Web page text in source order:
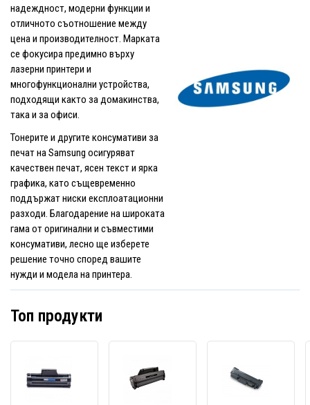
надеждност, модерни функции и
отличното съотношение между
цена и производителност. Марката
се фокусира предимно върху
лазерни принтери и
многофункционални устройства,
подходящи както за домакинства,
така и за офиси.
Тонерите и другите консумативи за
печат на Samsung осигуряват
качествен печат, ясен текст и ярка
графика, като същевременно
поддържат ниски експлоатационни
разходи. Благодарение на широката
гама от оригинални и съвместими
консумативи, лесно ще изберете
решение точно според вашите
нужди и модела на принтера.
Топ продукти